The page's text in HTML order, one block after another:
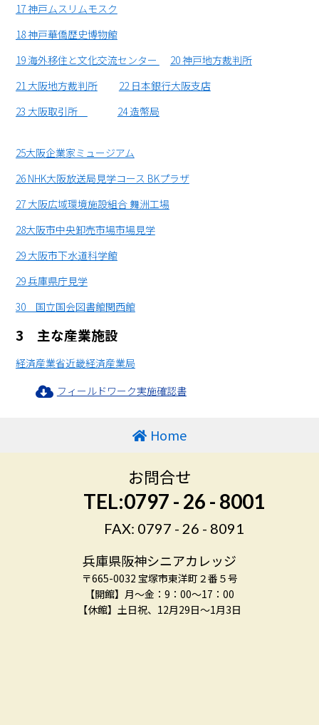
17 神戸ムスリムモスク
18 神戸華僑歴史博物館
19 海外移住と文化交流センター
20 神戸地方裁判所
21 大阪地方裁判所
22 日本銀行大阪支店
23 大阪取引所
24 造幣局
25大阪企業家ミュージアム
26 NHK大阪放送局見学コース BKプラザ
27 大阪広域環境施設組合 舞洲工場
28大阪市中央卸売市場市場見学
29 大阪市下水道科学館
29 兵庫県庁見学
30 国立国会図書館関西館
3 主な産業施設
経済産業省近畿経済産業局
フィールドワーク実施確認書
Home
お問合せ
TEL:0797 - 26 - 8001
FAX: 0797 - 26 - 8091
兵庫県阪神シニアカレッジ
〒665-0032 宝塚市東洋町２番５号
【開館】月～金：9：00～17：00
【休館】土日祝、12月29日～1月3日